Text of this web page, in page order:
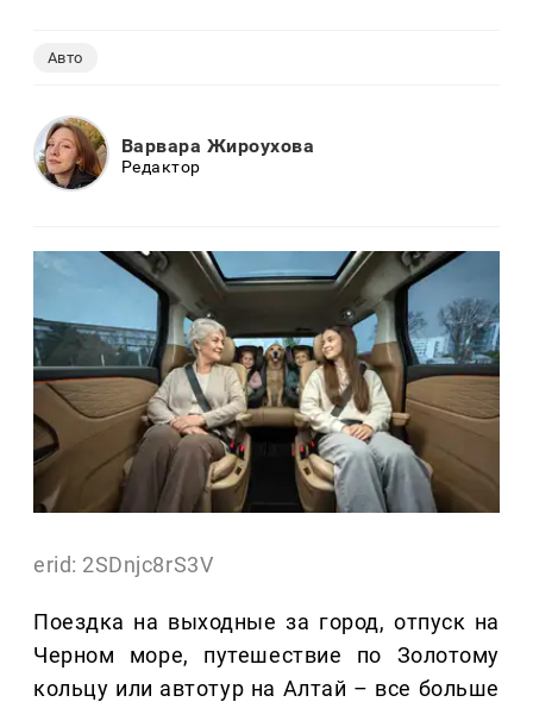
Авто
Варвара Жироухова
Редактор
erid: 2SDnjc8rS3V
Поездка на выходные за город, отпуск на
Черном море, путешествие по Золотому
кольцу или автотур на Алтай – все больше